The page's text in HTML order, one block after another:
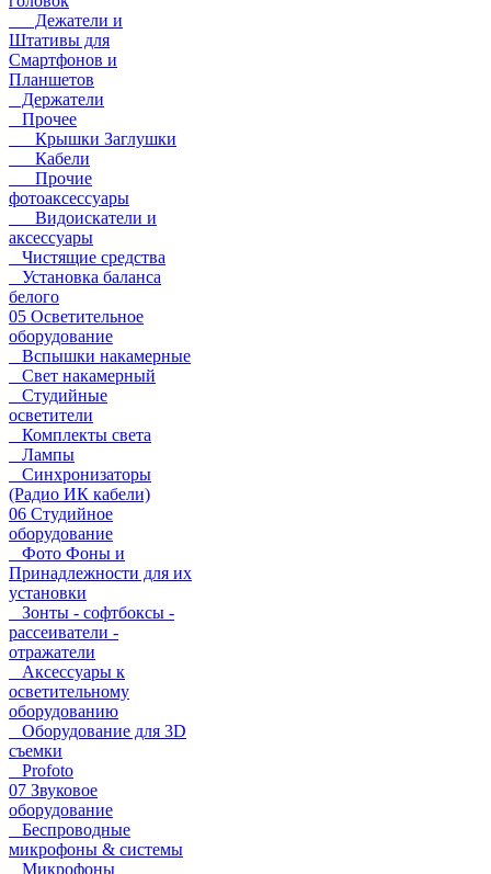
Дежатели и
Штативы для
Смартфонов и
Планшетов
Держатели
Прочее
Крышки Заглушки
Кабели
Прочие
фотоаксессуары
Видоискатели и
аксессуары
Чистящие средства
Установка баланса
белого
05 Осветительное
оборудование
Вспышки накамерные
Свет накамерный
Студийные
осветители
Комплекты света
Лампы
Синхронизаторы
(Радио ИК кабели)
06 Студийное
оборудование
Фото Фоны и
Принадлежности для их
установки
Зонты - софтбоксы -
рассеиватели -
отражатели
Аксессуары к
осветительному
оборудованию
Оборудование для 3D
съемки
Profoto
07 Звуковое
оборудование
Беспроводные
микрофоны & системы
Микрофоны